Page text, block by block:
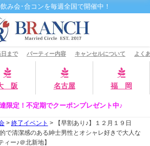
み会･合コンを毎週全国で開催中！
日まで パーティー内容 キャンセルについて よく
阪 名古屋 福 岡
限定！不定期でクーポンプレゼント中♪
> 終了イベント >
【早割あり♪】１２月１９日
で清潔感のある紳士男性とオシャレ好きで大人な
ー♪＠北新地】